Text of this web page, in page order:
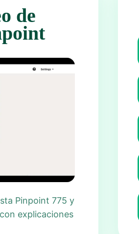
de
Pinpoint 775 y
explicaciones